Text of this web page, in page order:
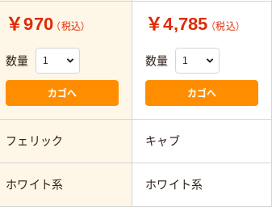
￥970 （税込）
数量
カゴへ
￥4,785 （税込）
数量
カゴへ
フェリック キャブ
ホワイト系 ホワイト系